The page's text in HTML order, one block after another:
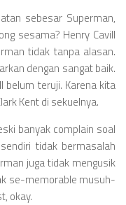
sebesar Superman,
sesama? Henry Cavill
tidak tanpa alasan.
dengan sangat baik.
belum teruji. Karena kita
Kent di sekuelnya.
banyak complain soal
tidak bermasalah
juga tidak mengusik
se-memorable musuh-
okay.